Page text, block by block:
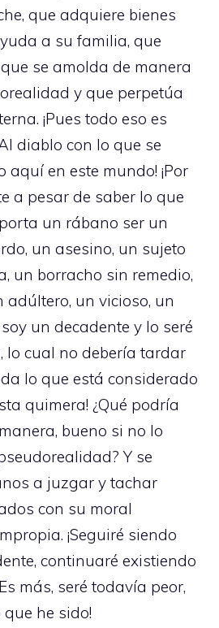
que adquiere bienes
a su familia, que
se amolda de manera
y que perpetúa
¡Pues todo eso es
diablo con lo que se
aquí en este mundo! ¡Por
a pesar de saber lo que
un rábano ser un
un asesino, un sujeto
un borracho sin remedio,
un vicioso, un
soy un decadente y lo seré
lo cual no debería tardar
lo que está considerado
quimera! ¿Qué podría
bueno si no lo
Y se
a juzgar y tachar
con su moral
¡Seguiré siendo
continuaré existiendo
más, seré todavía peor,
he sido!